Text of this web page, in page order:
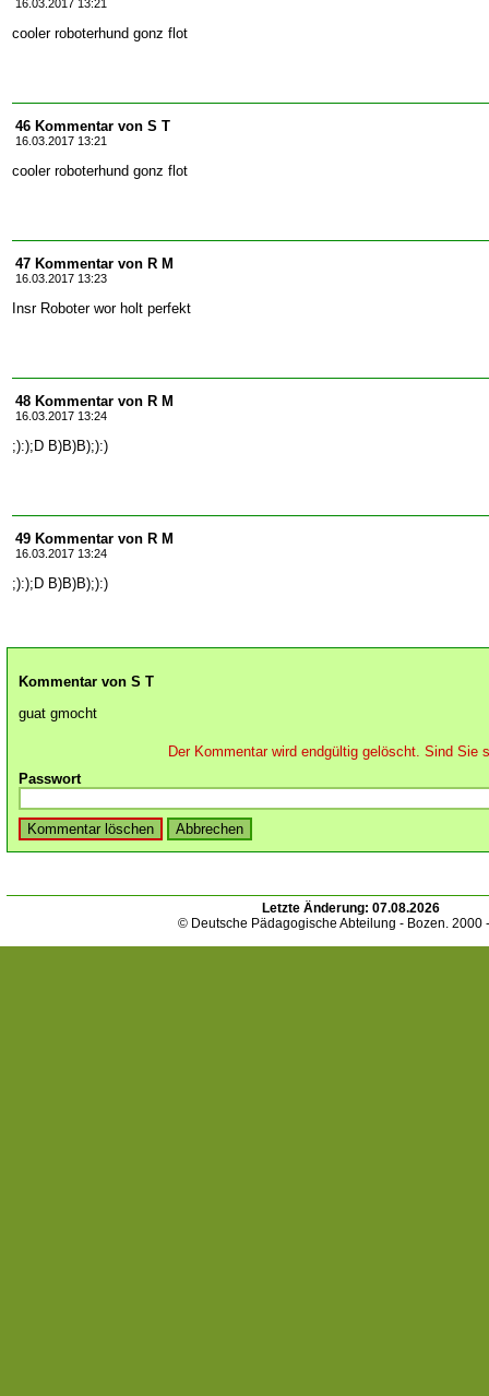
16.03.2017 13:21
cooler roboterhund gonz flot
46 Kommentar von S T
16.03.2017 13:21
cooler roboterhund gonz flot
47 Kommentar von R M
16.03.2017 13:23
Insr Roboter wor holt perfekt
48 Kommentar von R M
16.03.2017 13:24
;):);D B)B)B);):)
49 Kommentar von R M
16.03.2017 13:24
;):);D B)B)B);):)
Kommentar von S T
guat gmocht
Der Kommentar wird endgültig gelöscht. Sind Sie
Passwort
Letzte Änderung: 07.08.2026
© Deutsche Pädagogische Abteilung - Bozen. 2000